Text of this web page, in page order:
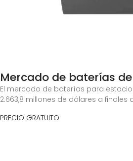
Mercado de baterías
El mercado de baterías para
2.663,8 millones de dólares a finales
PRECIO GRATUITO